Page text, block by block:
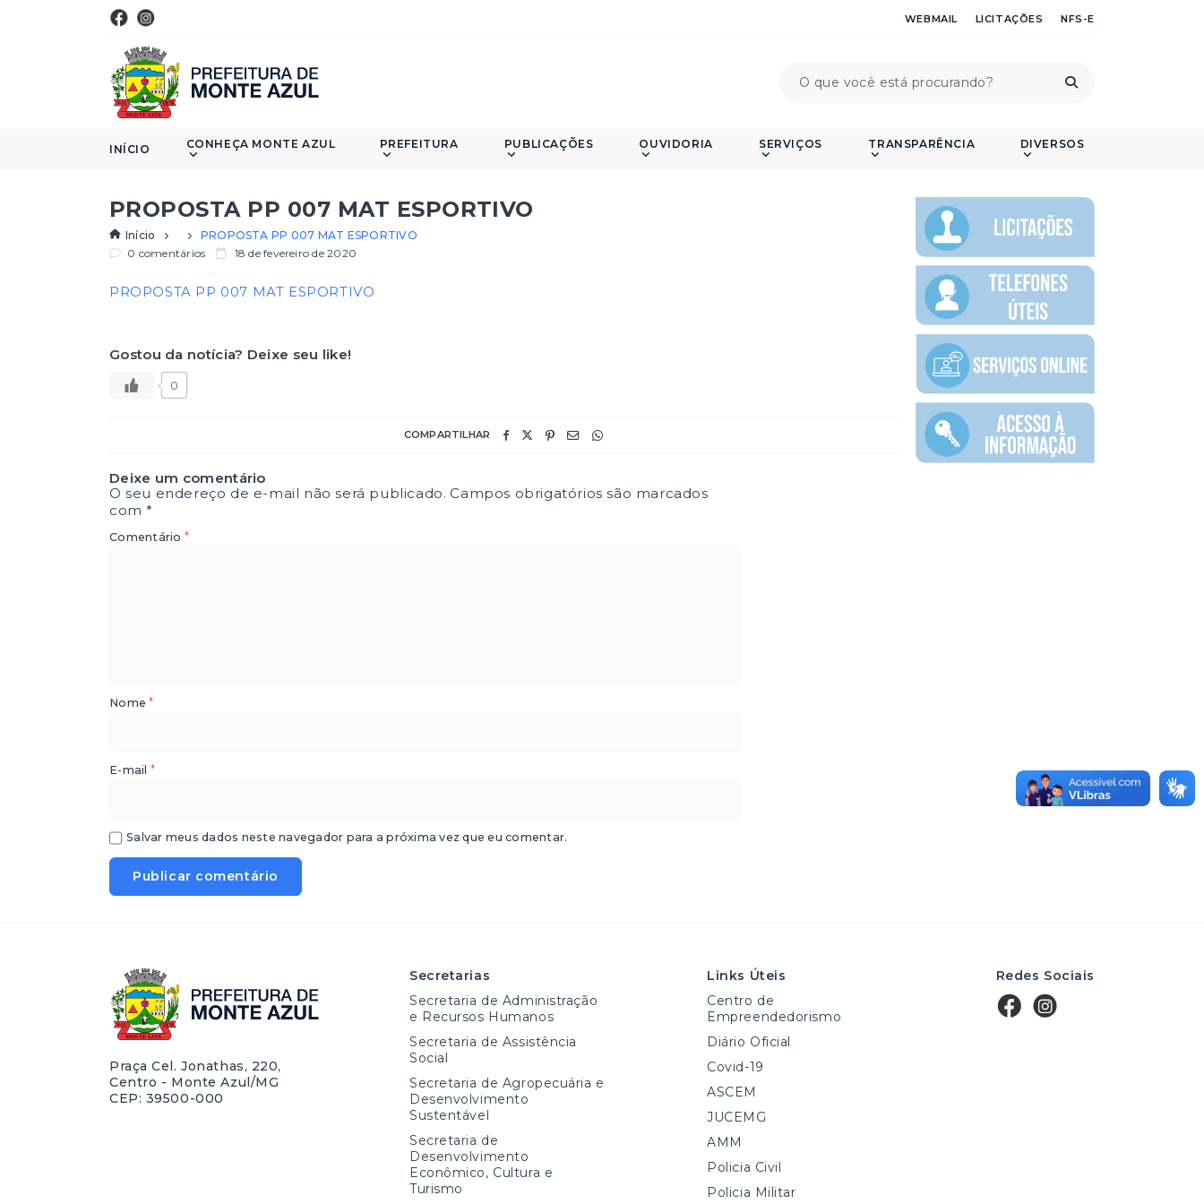
WEBMAIL LICITAÇÕES NFS-E
INÍCIO CONHEÇA MONTE AZUL PREFEITURA PUBLICAÇÕES OUVIDORIA SERVIÇOS TRANSPARÊNCIA DIVERSOS
PROPOSTA PP 007 MAT ESPORTIVO
Início
PROPOSTA PP 007 MAT ESPORTIVO
0 comentários
18 de fevereiro de 2020
PROPOSTA PP 007 MAT ESPORTIVO
Gostou da notícia? Deixe seu like!
0
COMPARTILHAR
Deixe um comentário
O seu endereço de e-mail não será publicado. Campos obrigatórios são marcados
com*
Comentário *
Nome*
E-mail *
Salvar meus dados neste navegador para a próxima vez que eu comentar.
Praça Cel. Jonathas, 220,
Centro - Monte Azul/MG
CEP: 39500-000
Secretarias
Secretaria de Administração
e Recursos Humanos
Secretaria de Assistência
Social
Secretaria de Agropecuária e
Desenvolvimento
Sustentável
Secretaria de
Desenvolvimento
Econômico, Cultura e
Turismo
Links Úteis
Centro de
Empreendedorismo
Diário Oficial
Covid-19
ASCEM
JUCEMG
AMM
Policia Civil
Policia Militar
Redes Sociais